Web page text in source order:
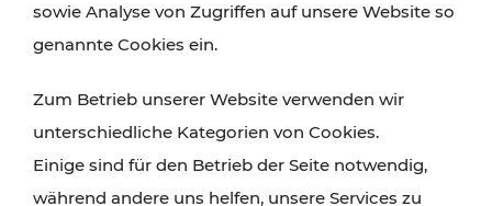
Wien, Niederösterreich und das Burgenland
Wanderungen, Kultur und Gastronomie,
Radtouren oder purer Naturgenuss – viele
Attraktionen sind mit den Ticket- und Fahrplan-
Angeboten des VOR gut und schnell erreichbar.
sowie Analyse von Zugriffen auf unsere Website so
genannte Cookies ein.
Zum Betrieb unserer Website verwenden wir
unterschiedliche Kategorien von Cookies.
Einige sind für den Betrieb der Seite notwendig,
während andere uns helfen, unsere Services zu